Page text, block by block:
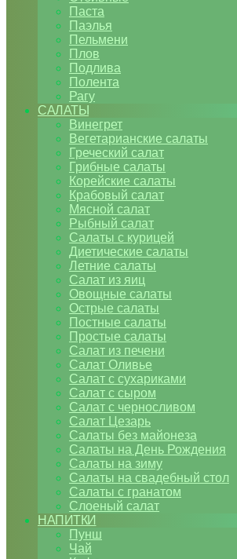
Паста
Паэлья
Пельмени
Плов
Подлива
Полента
Рагу
САЛАТЫ
Винегрет
Вегетарианские салаты
Греческий салат
Грибные салаты
Корейские салаты
Крабовый салат
Мясной салат
Рыбный салат
Салаты с курицей
Диетические салаты
Летние салаты
Салат из яиц
Овощные салаты
Острые салаты
Постные салаты
Простые салаты
Салат из печени
Салат Оливье
Салат с сухариками
Салат с сыром
Салат с черносливом
Салат Цезарь
Салаты без майонеза
Салаты на День Рождения
Салаты на зиму
Салаты на свадебный стол
Салаты с гранатом
Слоеный салат
НАПИТКИ
Пунш
Чай